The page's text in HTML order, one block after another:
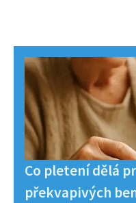
Co pletení dělá
překvapivých